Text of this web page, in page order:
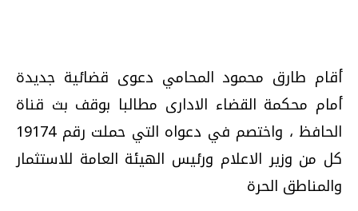
أقام طارق محمود المحامي دعوى قضائية جديدة
أمام محكمة القضاء الادارى مطالبا بوقف بث قناة
الحافظ ، واختصم في دعواه التي حملت رقم 19174
كل من وزير الاعلام ورئيس الهيئة العامة للاستثمار
والمناطق الحرة